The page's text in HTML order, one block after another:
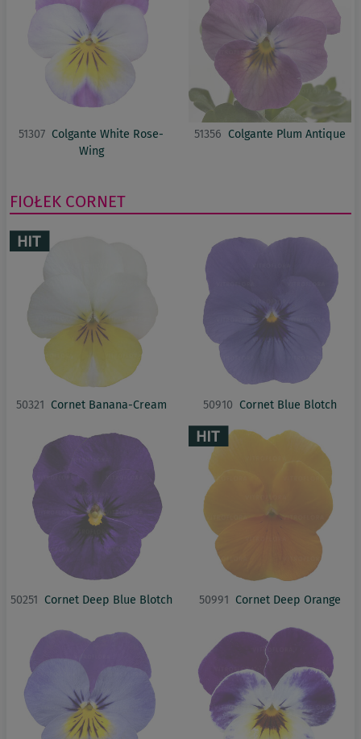
51307 Colgante White Rose-
Wing
51356 Colgante Plum Antique
FIOŁEK CORNET
50321 Cornet Banana-Cream 50910 Cornet Blue Blotch
50251 Cornet Deep Blue Blotch 50991 Cornet Deep Orange